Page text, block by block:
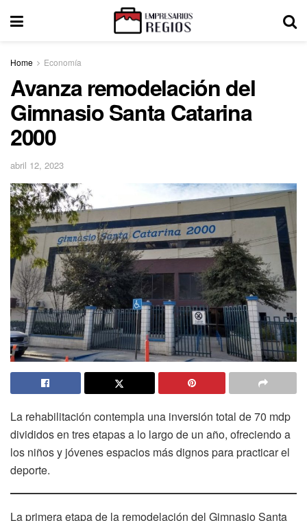
Home Economía
Avanza remodelación del
Gimnasio Santa Catarina
2000
abril 12, 2023
La rehabilitación contempla una inversión total de 70 mdp
divididos en tres etapas a lo largo de un año, ofreciendo a
los niños y jóvenes espacios más dignos para practicar el
deporte.
La primera etapa de la remodelación del Gimnasio Santa